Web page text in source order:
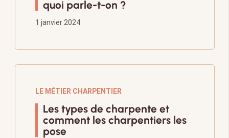
quoi parle-t-on ?
1 janvier 2024
LE MÉTIER CHARPENTIER
Les types de charpente et
comment les charpentiers les
pose